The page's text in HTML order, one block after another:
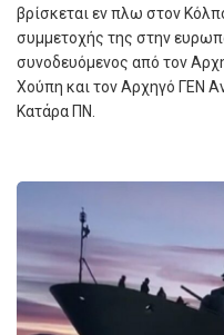
βρίσκεται εν πλω στον
συμμετοχής της στην
συνοδευόμενος από τον
Χούπη και τον Αρχηγό ΓΕΝ
Κατάρα ΠΝ.